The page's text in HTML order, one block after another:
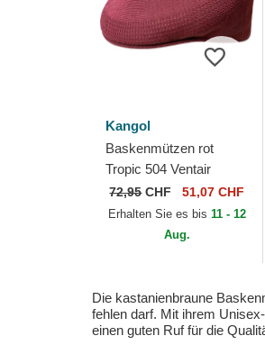
Kangol
Baskenmützen rot
Tropic 504 Ventair
Burgundy von Kangol
72,95CHF 51,07 CHF
Erhalten Sie es bis 11 - 12
Aug.
Die kastanienbraune
fehlen darf. Mit ihrem
einen guten Ruf für die